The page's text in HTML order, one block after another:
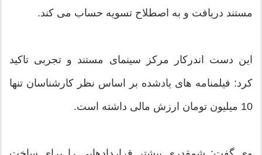
مستند دریافت و به اصطلاح تسویه حساب می کند.
این دست اندرکار مرکز سینمای مستند و تجربی تاکید
کرد: فیلمنامه های یادشده بر اساس نظر کارشناسان تنها
10 میلیون تومان ارزش مالی داشته است.